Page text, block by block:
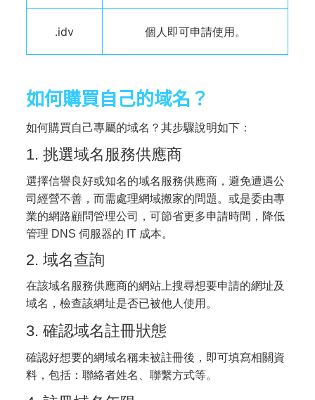
.idv 個人即可申請使用。
如何購買自己的域名？
如何購買自己專屬的域名？其步驟說明如下：
1. 挑選域名服務供應商
選擇信譽良好或知名的域名服務供應商，避免遭遇公
司經營不善，而需處理網域搬家的問題。或是委由專
業的網路顧問管理公司，可節省更多申請時間，降低
管理 DNS 伺服器的 IT 成本。
2. 域名查詢
在該域名服務供應商的網站上搜尋想要申請的網址及
域名，檢查該網址是否已被他人使用。
3. 確認域名註冊狀態
確認好想要的網域名稱未被註冊後，即可填寫相關資
料，包括：聯絡者姓名、聯繫方式等。